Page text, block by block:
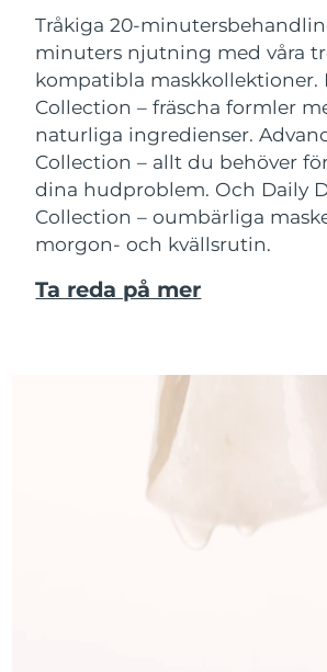
Tråkiga 20-
minuters njutning med våra
kompatibla maskkollektioner.
Collection – fräscha formler
naturliga ingredienser.
Collection – allt du behöver
dina hudproblem. Och Daily
Collection – oumbärliga
morgon- och kvällsrutin.
Ta reda på mer